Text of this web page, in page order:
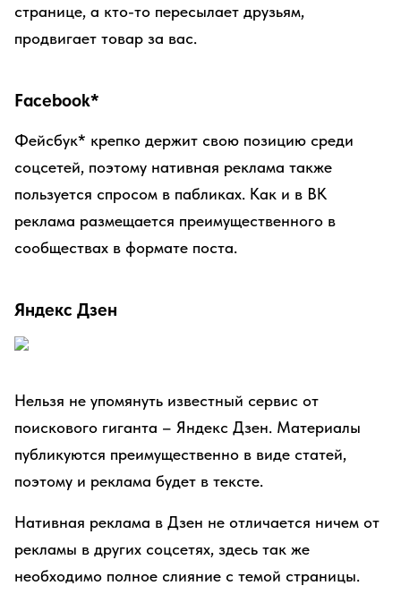
странице, а кто-то пересылает друзьям,
продвигает товар за вас.
Facebook*
Фейсбук* крепко держит свою позицию среди
соцсетей, поэтому нативная реклама также
пользуется спросом в пабликах. Как и в ВК
реклама размещается преимущественного в
сообществах в формате поста.
Яндекс Дзен
Нельзя не упомянуть известный сервис от
поискового гиганта – Яндекс Дзен. Материалы
публикуются преимущественно в виде статей,
поэтому и реклама будет в тексте.
Нативная реклама в Дзен не отличается ничем от
рекламы в других соцсетях, здесь так же
необходимо полное слияние с темой страницы.